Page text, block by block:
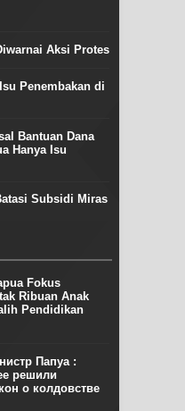
Aksi Protes
Penembakan di
Bantuan Dana
Hanya Isu
Subsidi Miras
Fokus
Ribuan Anak
Pendidikan
Папуа :
решили
о колдовстве